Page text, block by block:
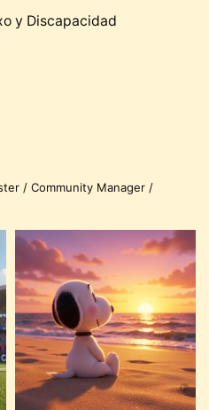
y Discapacidad
/ Community Manager /